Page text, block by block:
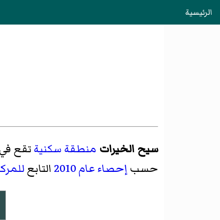
الرئيسية
سيح الخيرات منطقة سكنيةتقع
حسبإحصاء عام 2010 التابع